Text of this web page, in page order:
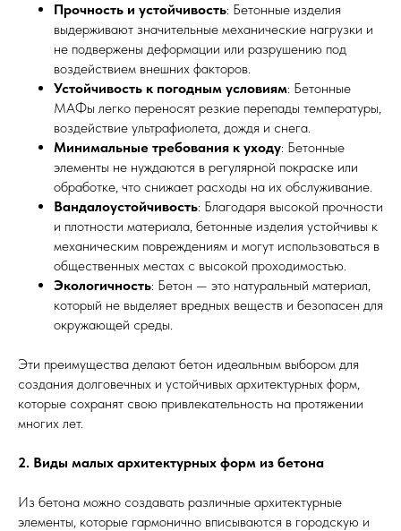
Прочность и устойчивость: Бетонные изделия
выдерживают значительные механические нагрузки и
не подвержены деформации или разрушению под
воздействием внешних факторов.
Устойчивость к погодным условиям: Бетонные
МАФы легко переносят резкие перепады температуры,
воздействие ультрафиолета, дождя и снега.
Минимальные требования к уходу: Бетонные
элементы не нуждаются в регулярной покраске или
обработке, что снижает расходы на их обслуживание.
Вандалоустойчивость: Благодаря высокой прочности
и плотности материала, бетонные изделия устойчивы к
механическим повреждениям и могут использоваться в
общественных местах с высокой проходимостью.
Экологичность: Бетон — это натуральный материал,
который не выделяет вредных веществ и безопасен для
окружающей среды.
Эти преимущества делают бетон идеальным выбором для
создания долговечных и устойчивых архитектурных форм,
которые сохранят свою привлекательность на протяжении
многих лет.
2. Виды малых архитектурных форм из бетона
Из бетона можно создавать различные архитектурные
элементы, которые гармонично вписываются в городскую и